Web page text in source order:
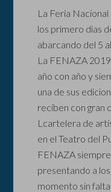
La Feria
los primero días
abarcando del 5
La FENAZA
año con año y
una de sus
reciben con gran
Lcartelera de
en el Teatro del
FENAZA
presentando a
momento sin